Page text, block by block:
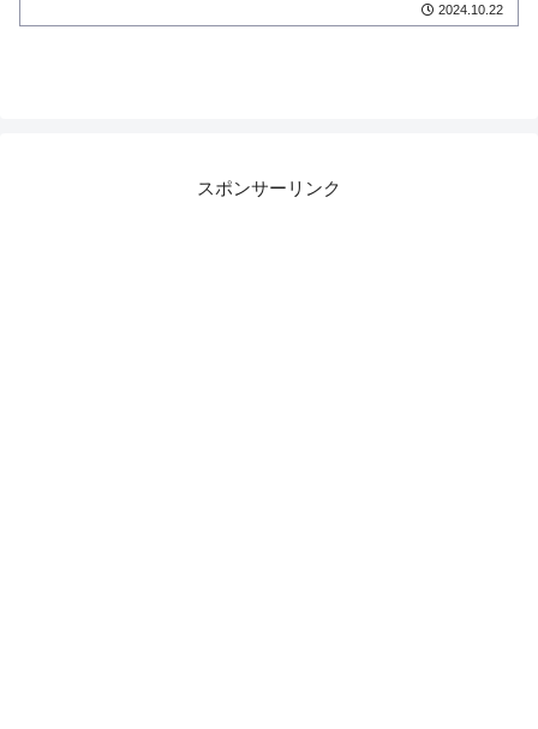
2024.10.22
スポンサーリンク